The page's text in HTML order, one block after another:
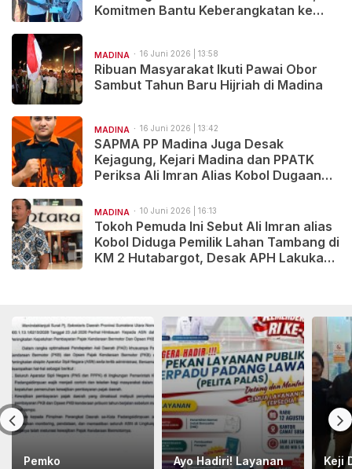
Komitmen Bantu Keberangkatan ke
MADINA 16 Juni 2026 | 13:58
Ribuan Masyarakat Ikuti Pawai Obor
Sambut Tahun Baru Hijriah di Madina
MADINA 16 Juni 2026 | 13:42
SAPMA PP Madina Juga Desak
Kejagung, Kejari Madina dan PPATK
Periksa Ali Imran Alias Kobol Dugaan
MADINA 10 Juni 2026 | 16:13
Tokoh Pemuda Ini Sebut Ali Imran alias
Kobol Diduga Pemilik Lahan Tambang di
KM 2 Hutabargot, Desak APH Lakukan
Pemko
Ayo Hadiri! Layanan
Keji